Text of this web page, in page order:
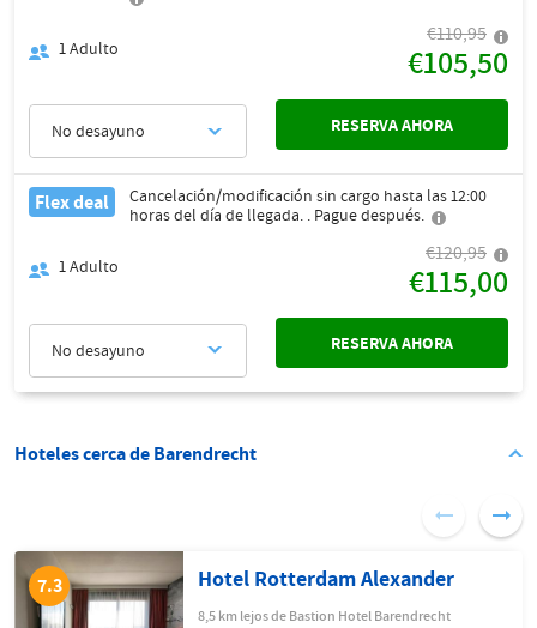
1Adulto
€110,95
€105,50
No desayuno RESERVA AHORA
Flex deal
Cancelación/modificación sin cargo hasta las 12:00
horas del día de llegada. . Pague después.
1Adulto
€120,95
€115,00
No desayuno RESERVA AHORA
Hoteles cerca de Barendrecht
7.3 Hotel Rotterdam Alexander
8,5 km lejos de Bastion Hotel Barendrecht